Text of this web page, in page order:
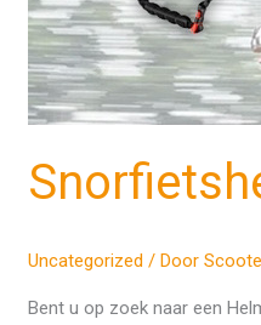
Uncategorized / Door
Bent u op zoek naar een